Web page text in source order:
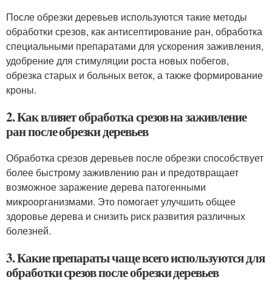
После обрезки деревьев используются такие методы
обработки срезов, как антисептирование ран, обработка
специальными препаратами для ускорения заживления,
удобрение для стимуляции роста новых побегов,
обрезка старых и больных веток, а также формирование
кроны.
2. Как влияет обработка срезов на заживление
ран после обрезки деревьев
Обработка срезов деревьев после обрезки способствует
более быстрому заживлению ран и предотвращает
возможное заражение дерева патогенными
микроорганизмами. Это помогает улучшить общее
здоровье дерева и снизить риск развития различных
болезней.
3. Какие препараты чаще всего используются для
обработки срезов после обрезки деревьев